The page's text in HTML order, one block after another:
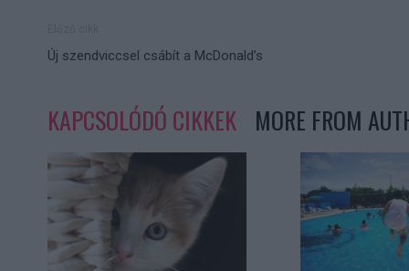
Új szendviccsel csábít a McDonald’s
KAPCSOLÓDÓ CIKKEK MORE FROM